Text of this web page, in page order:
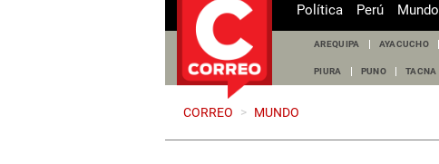
Política Perú Mundo
AREQUIPA AYACUCHO
PIURA PUNO TACNA
CORREO > MUNDO